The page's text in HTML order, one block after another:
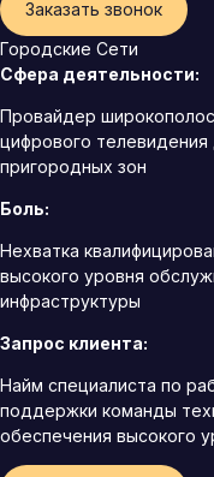
Заказать звонок
Городские Сети
Сфера деятельности:
Провайдер
цифрового
пригородных зон
Боль:
Нехватка
высокого уровня
инфраструктуры
Запрос клиента:
Найм специалиста по
поддержки команды
обеспечения высокого